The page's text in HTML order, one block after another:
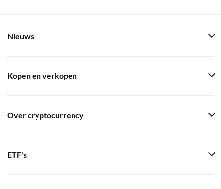
Nieuws
Kopen en verkopen
Over cryptocurrency
ETF's